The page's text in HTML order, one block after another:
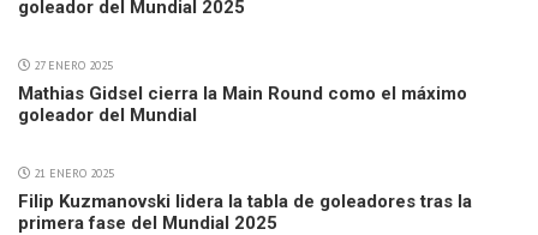
goleador del Mundial 2025
27 ENERO 2025
Mathias Gidsel cierra la Main Round como el máximo
goleador del Mundial
21 ENERO 2025
Filip Kuzmanovski lidera la tabla de goleadores tras la
primera fase del Mundial 2025